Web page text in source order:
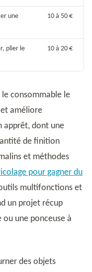
une
10 à 50 €
plier le
10 à 20 €
consommable le
améliore
apprêt, dont une
de finition
et méthodes
pour gagner du
multifonctions et
un projet récup
une ponceuse à
des objets